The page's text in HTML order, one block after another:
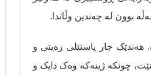
بوون لە چەندین وڵاتدا.
هەندێک جار پاستێلی زەیتی و
چونکە ژینەکە وەک دایک و